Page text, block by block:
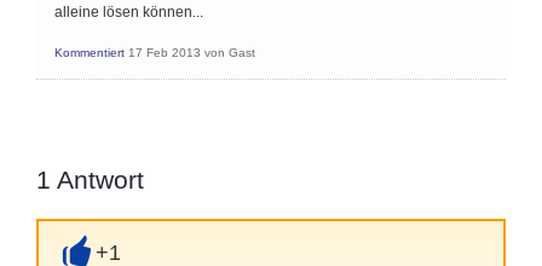
alleine lösen können...
Kommentiert 17 Feb 2013 von Gast
1 Antwort
+1